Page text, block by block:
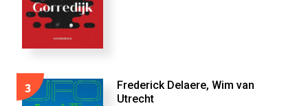
3
Frederick Delaere, Wim van
Utrecht